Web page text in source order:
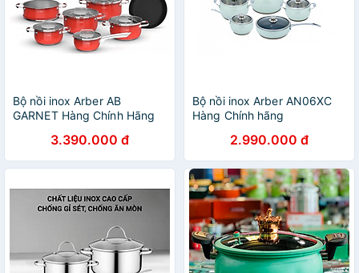
Bộ nồi inox Arber AB
GARNET Hàng Chính Hãng
3.390.000 đ
Bộ nồi inox Arber AN06XC
Hàng Chính hãng
2.990.000 đ